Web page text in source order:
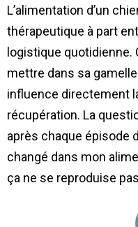
L’alimentation d’un
thérapeutique à part
logistique
mettre dans sa
influence directement
récupération. La
après chaque épisode
changé dans mon
ça ne se reproduise